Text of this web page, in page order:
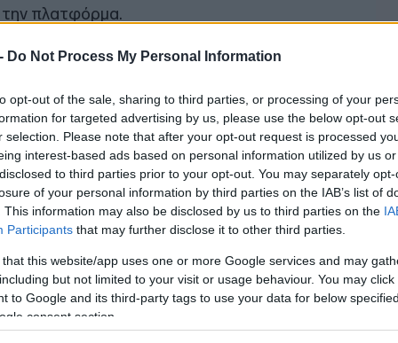
Do Not Process My Personal Information
opt-out of the sale, sharing to third parties, or processing of your
for targeted advertising by us, please use the below opt-out
selection. Please note that after your opt-out request is processed
interest-based ads based on personal information utilized by us
to third parties prior to your opt-out. You may separately
of your personal information by third parties on the IAB’s list of
This information may also be disclosed by us to third parties on the
Participants that may further disclose it to other third parties.
that this website/app uses one or more Google services and may
but not limited to your visit or usage behaviour. You may
to Google and its third-party tags to use your data for below
consent section.
πλατφόρμα.
παρακολούθηση της
της πλατφόρμας, καθώς και η λήψη σε
και επιχειρησιακών δεδομένων, όπως
και συστημάτων αυτοπροστασίας. Τα
Platform Management System
Κέντρο Επιχειρήσεων, παρέχοντας
εικόνα για τη λειτουργία
με μη επανδρωμένα μέσα,
μη επανδρωμένου εναέριου
επιχειρεί από και γύρω από την
20:41
20:38
20:33
20:20
20:12